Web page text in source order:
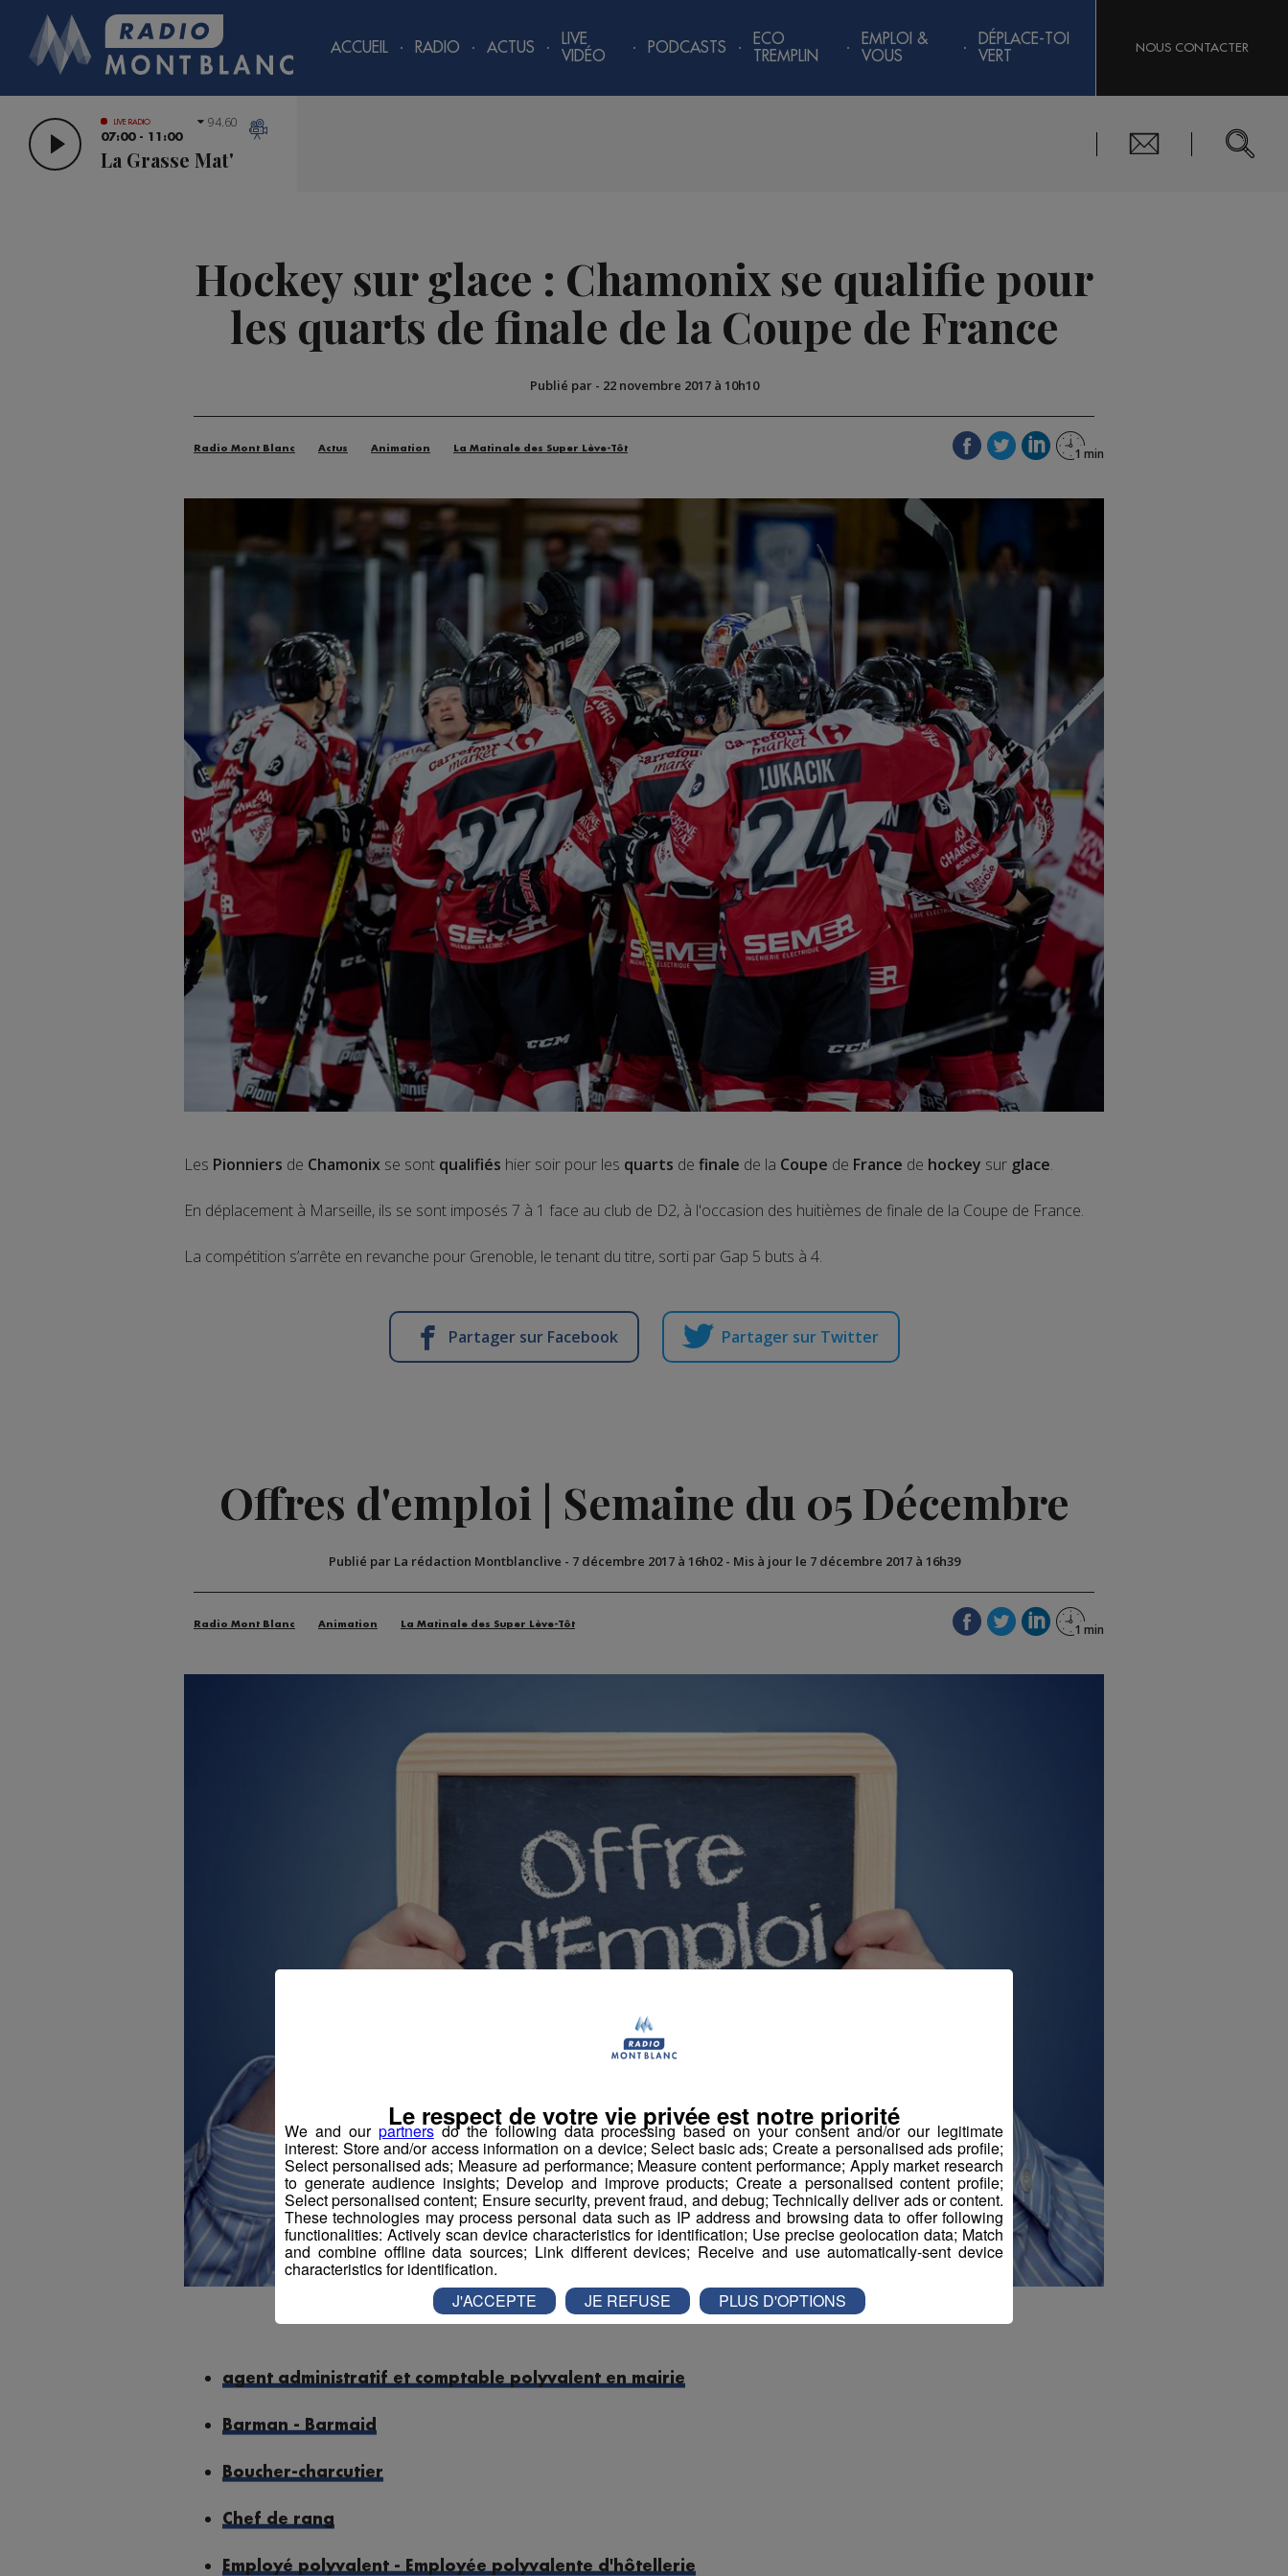
ACCUEIL RADIO ACTUS
LIVE
VIDÉO
PODCASTS
ECO
TREMPLIN
EMPLOI &
VOUS
DÉPLACE-TOI
VERT
NOUS CONTACTER
LIVE RADIO
07:00 - 11:00
La Grasse Mat'
94.60
Hockey sur glace : Chamonix se qualifie pour
les quarts de finale de la Coupe de France
Publié par - 22 novembre 2017 à 10h10
Radio Mont Blanc Actus Animation La Matinale des Super Lève-Tôt
Les Pionniers de Chamonix se sont qualifiés hier soir pour les quarts de finale de la Coupe de France de hockey sur glace.
En déplacement à Marseille, ils se sont imposés 7 à 1 face au club de D2, à l'occasion des huitièmes de finale de la Coupe de France.
La compétition s’arrête en revanche pour Grenoble, le tenant du titre, sorti par Gap 5 buts à 4.
Partager sur Facebook Partager sur Twitter
Offres d'emploi | Semaine du 05 Décembre
Publié par La rédaction Montblanclive - 7 décembre 2017 à 16h02- Mis à jour le 7 décembre 2017 à 16h39
Radio Mont Blanc Animation La Matinale des Super Lève-Tôt
agent administratif et comptable polyvalent en mairie
Barman - Barmaid
Boucher-charcutier
Chef de rang
Employé polyvalent - Employée polyvalente d'hôtellerie
We and our partnersdo the following data processing based on your consent and/or our legitimate
interest: Store and/or access information on a device; Select basic ads; Create a personalised ads profile;
Select personalised ads; Measure ad performance; Measure content performance; Apply market research
to generate audience insights; Develop and improve products; Create a personalised content profile;
Select personalised content; Ensure security, prevent fraud, and debug; Technically deliver ads or content.
These technologies may process personal data such as IP address and browsing data to offer following
functionalities: Actively scan device characteristics for identification; Use precise geolocation data; Match
and combine offline data sources; Link different devices; Receive and use automatically-sent device
characteristics for identification.
Le respect de votre vie privée est notre priorité
J'ACCEPTE JE REFUSE PLUS D'OPTIONS